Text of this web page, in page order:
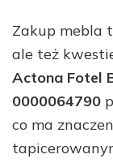
Zakup mebla
ale też
Actona Fotel
0000064790
co ma